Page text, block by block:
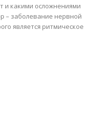
и какими осложнениями
– заболевание нервной
является ритмическое